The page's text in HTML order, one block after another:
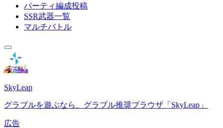
パーティ編成投稿
SSR武器一覧
マルチバトル
SkyLeap
グラブルを遊ぶなら、グラブル推奨ブラウザ「SkyLeap」
広告